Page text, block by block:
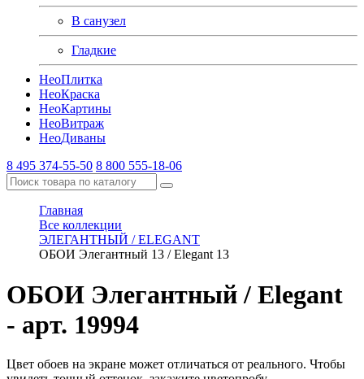
В санузел
Гладкие
НеоПлитка
НеоКраска
НеоКартины
НеоВитраж
НеоДиваны
8 495 374-55-50 8 800 555-18-06
Главная
Все коллекции
ЭЛЕГАНТНЫЙ / ELEGANT
ОБОИ Элегантный 13 / Elegant 13
ОБОИ Элегантный / Elegant
- арт. 19994
Цвет обоев на экране может отличаться от реального. Чтобы